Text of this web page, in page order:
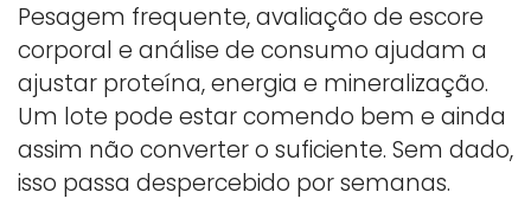
Pesagem frequente, avaliação de escore
corporal e análise de consumo ajudam a
ajustar proteína, energia e mineralização.
Um lote pode estar comendo bem e ainda
assim não converter o suficiente. Sem dado,
isso passa despercebido por semanas.